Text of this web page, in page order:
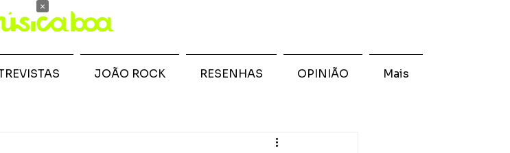
JOÃO ROCK RESENHAS OPINIÃO Mais
×